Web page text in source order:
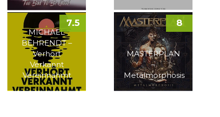
MICHAEL
BEHRENDT –
Verhört
Verkannt
Vereinnahmt
7.5
MASTERPLAN
–
Metalmorphosis
8